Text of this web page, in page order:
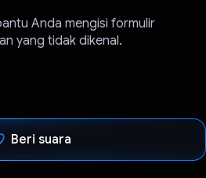
Anda mengisi formulir
yang tidak dikenal.
Beri suara